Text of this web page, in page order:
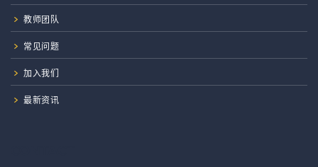
教师团队
常见问题
加入我们
最新资讯